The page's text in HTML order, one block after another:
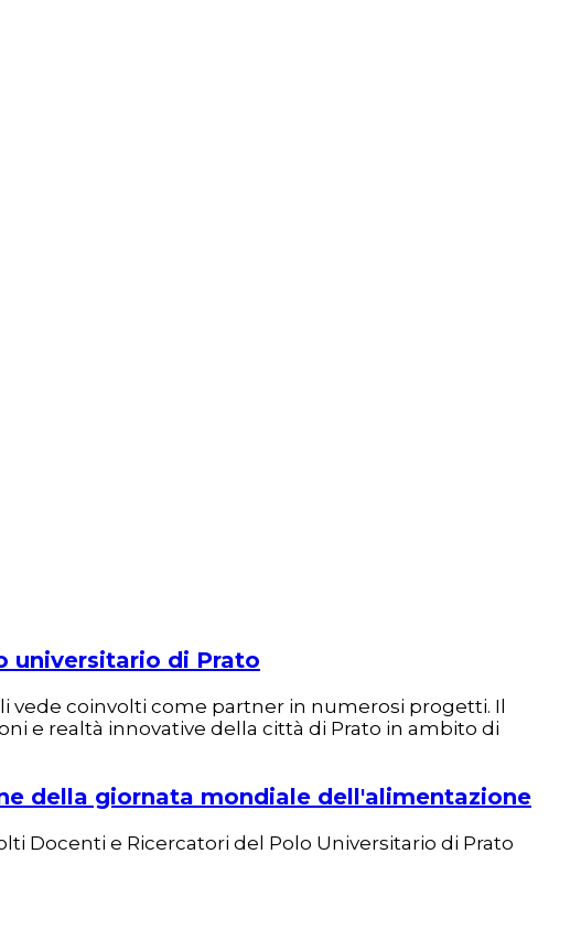
universitario di Prato
vede coinvolti come partner in numerosi progetti. Il
e realtà innovative della città di Prato in ambito di
della giornata mondiale dell'alimentazione
Docenti e Ricercatori del Polo Universitario di Prato